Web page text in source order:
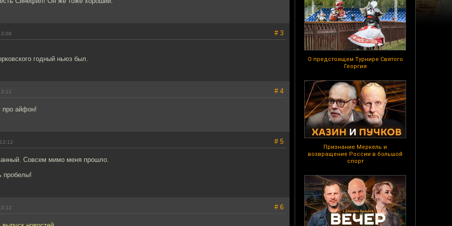
О предстоящем Турнире Святого
Георгия
Признание Меркель и
возвращение России в большой
спорт
# 3
годный ньюз был.
# 4
про айфон!
# 5
Совсем мимо меня прошло.
пробелы!
# 6